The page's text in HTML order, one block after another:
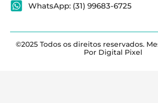
WhatsApp: (31) 99683-6725
©2025 Todos os direitos reservados.
Por Digital Pixel